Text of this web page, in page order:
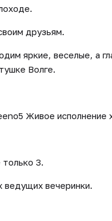
друзьям.
яркие, веселые, а
Волге.
Живое исполнение
3.
ведущих вечеринки.